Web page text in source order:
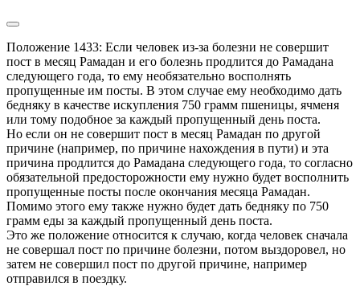
Положение 1433: Если человек из-за болезни не совершит
пост в месяц Рамадан и его болезнь продлится до Рамадана
следующего года, то ему необязательно восполнять
пропущенные им посты. В этом случае ему необходимо дать
бедняку в качестве искупления 750 грамм пшеницы, ячменя
или тому подобное за каждый пропущенный день поста.
Но если он не совершит пост в месяц Рамадан по другой
причине (например, по причине нахождения в пути) и эта
причина продлится до Рамадана следующего года, то согласно
обязательной предосторожности ему нужно будет восполнить
пропущенные посты после окончания месяца Рамадан.
Помимо этого ему также нужно будет дать бедняку по 750
грамм еды за каждый пропущенный день поста.
Это же положение относится к случаю, когда человек сначала
не совершал пост по причине болезни, потом выздоровел, но
затем не совершил пост по другой причине, например
отправился в поездку.